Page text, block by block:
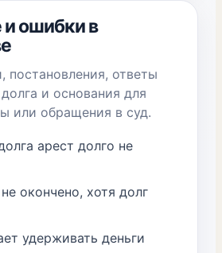
и ошибки в
постановления, ответы
и основания для
или обращения в суд.
арест долго не
окончено, хотя долг
удерживать деньги